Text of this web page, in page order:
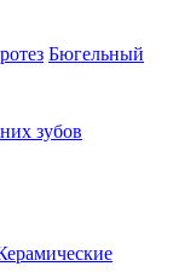
Бюгельный
зубов